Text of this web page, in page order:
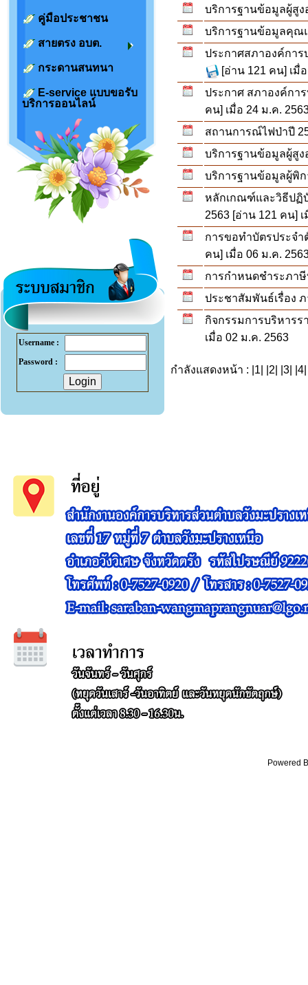
คู่มือประชาชน
สายตรง อบต.
กระดานสนทนา
E-service แบบขอรับ
บริการออนไลน์
Username :
Password :
บริการฐานข้อมูลผู้สู
บริการฐานข้อมูลคุณ
ประกาศสภาองค์กา
[อ่าน 121 คน] เมื่
ประกาศ สภาองค์กา
คน] เมื่อ 24 ม.ค.
สถานการณ์ไฟป่าปี
บริการฐานข้อมูลผู้สูง
บริการฐานข้อมูลผู้พิก
หลักเกณฑ์และวิธีปฏิบั
2563 [อ่าน 121 คน]
การขอทำบัตรประจ
คน] เมื่อ 06 ม.ค.
การกำหนดชำระภา
ประชาสัมพันธ์เรื่อง
กิจกรรมการบริหาร
เมื่อ 02 ม.ค. 2563
กำลังแสดงหน้า : | 1 2 3 4
Powered